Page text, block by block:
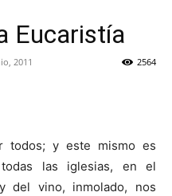
Eucaristía
2011 2564
todos; y este mismo es
las iglesias, en el
del vino, inmolado, nos